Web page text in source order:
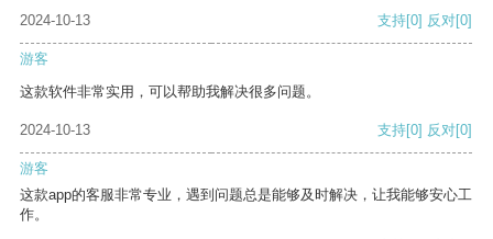
2024-10-13 支持[0] 反对[0]
游客
这款软件非常实用，可以帮助我解决很多问题。
2024-10-13 支持[0] 反对[0]
游客
这款app的客服非常专业，遇到问题总是能够及时解决，让我能够安心工
作。